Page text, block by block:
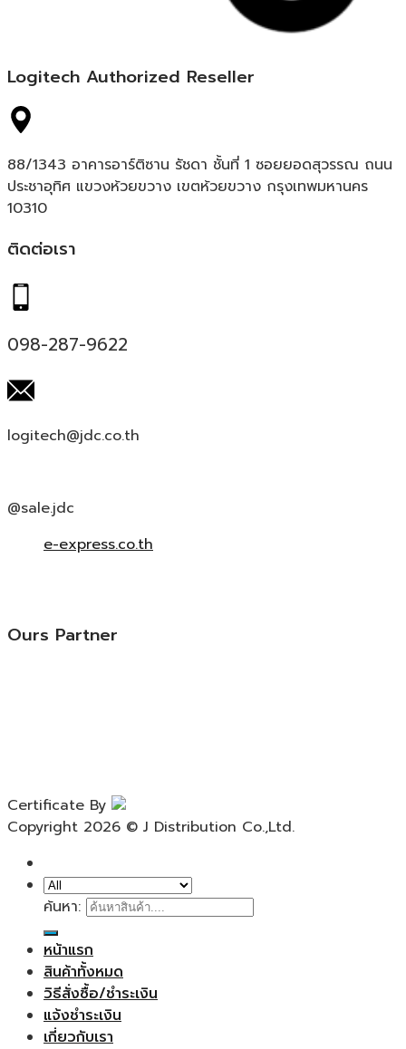
Logitech Authorized Reseller
88/1343 อาคารอาร์ติซาน รัชดา ชั้นที่ 1 ซอยยอดสุวรรณ ถนน
ประชาอุทิศ แขวงห้วยขวาง เขตห้วยขวาง กรุงเทพมหานคร
10310
ติดต่อเรา
098-287-9622
logitech@jdc.co.th
@sale.jdc
e-express.co.th
Ours Partner
Certificate By
Copyright 2026 © J Distribution Co.,Ltd.
ค้นหา:
หน้าแรก
สินค้าทั้งหมด
วิธีสั่งซื้อ/ชำระเงิน
แจ้งชำระเงิน
เกี่ยวกับเรา